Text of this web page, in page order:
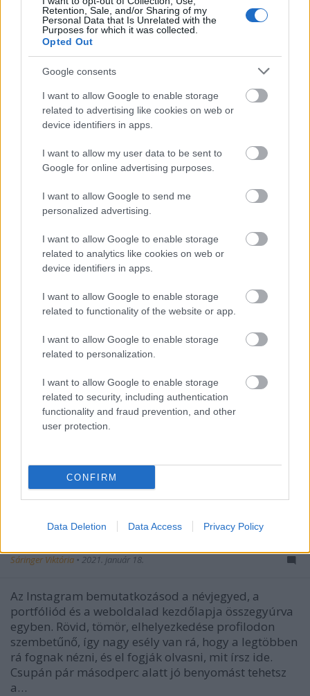
Retention, Sale, and/or Sharing of my
Personal Data that Is Unrelated with the
Purposes for which it was collected.
Opted Out
Google consents
I want to allow Google to enable storage
related to advertising like cookies on web or
device identifiers in apps.
I want to allow my user data to be sent to
Google for online advertising purposes.
I want to allow Google to send me
personalized advertising.
I want to allow Google to enable storage
related to analytics like cookies on web or
device identifiers in apps.
I want to allow Google to enable storage
related to functionality of the website or app.
I want to allow Google to enable storage
related to personalization.
I want to allow Google to enable storage
related to security, including authentication
functionality and fraud prevention, and other
user protection.
CONFIRM
Data Deletion Data Access Privacy Policy
Két új hirdetési lehetőség érkezik az
Instagramra
Az Instagram két új hirdetési lehetőséget vezet be. Az
egyik az emlékeztető hirdetések, amelyek lehetővé
teszik a felhasználók számára, hogy
másik pedig a keresési eredményekben megjelenő
hirdetések, amelyek még inkább elősegítik a
felhasználókkal…
Így legyen tökéletes Instagram
bemutatkozásod!
Sáringer Viktória • 2021. január 18.
Az Instagram bemutatkozásod a névjegyed, a
portfóliód és a weboldalad kezdőlapja összegyúrva
egyben. Rövid, tömör, elhelyezkedése profilodon
szembetűnő, így nagy esély van rá, hogy a legtöbben
rá fognak nézni, és el fogják olvasni, mit írsz ide.
Csupán pár másodperc alatt jó benyomást tehetsz
a…